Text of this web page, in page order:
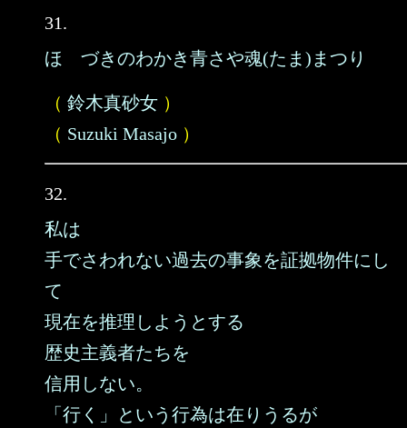
31.
ほゝづきのわかき青さや魂(たま)まつり
（ 鈴木真砂女 ）
（ Suzuki Masajo ）
32.
私は
手でさわれない過去の事象を証拠物件にし
て
現在を推理しようとする
歴史主義者たちを
信用しない。
「行く」という行為は在りうるが